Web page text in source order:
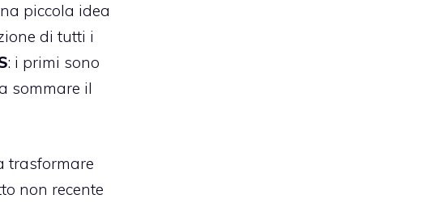
piccola idea
di tutti i
: i primi sono
sommare il
trasformare
non recente